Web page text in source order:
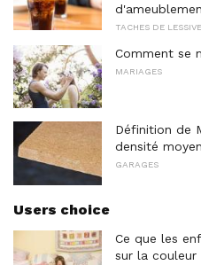
TACHES DE
Comment se
MARIAGES
Définition de
densité
GARAGES
Users choice
Ce que les
sur la couleur